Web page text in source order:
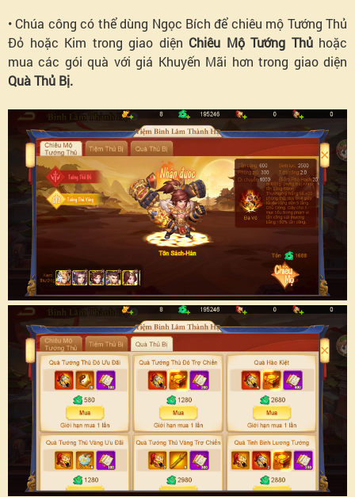
• Chúa công có thể dùng Ngọc Bích để chiêu mộ Tướng Thủ
Đỏ hoặc Kim trong giao diện Chiêu Mộ Tướng Thủhoặc
mua các gói quà với giá Khuyến Mãi hơn trong giao diện
Quà Thủ Bị.